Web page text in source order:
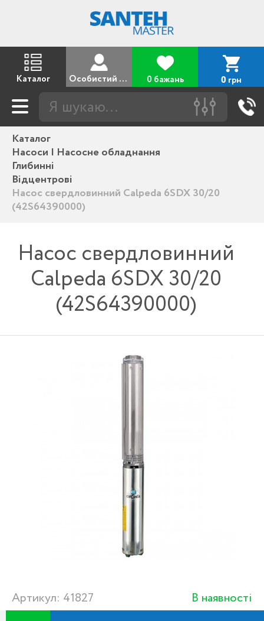
Каталог Особистий кабінет 0 бажань 0 грн
Каталог
Насоси | Насосне обладнання
Глибинні
Відцентрові
Насос свердловинний Calpeda 6SDX 30/20
(42S64390000)
Насос свердловинний
Calpeda 6SDX 30/20
(42S64390000)
Артикул: 41827 В наявності